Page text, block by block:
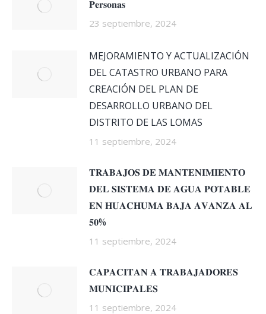
𝐏𝐞𝐫𝐬𝐨𝐧𝐚𝐬
23 septiembre, 2024
MEJORAMIENTO Y ACTUALIZACIÓN
DEL CATASTRO URBANO PARA
CREACIÓN DEL PLAN DE
DESARROLLO URBANO DEL
DISTRITO DE LAS LOMAS
11 septiembre, 2024
𝐓𝐑𝐀𝐁𝐀𝐉𝐎𝐒 𝐃𝐄 𝐌𝐀𝐍𝐓𝐄𝐍𝐈𝐌𝐈𝐄𝐍𝐓𝐎
𝐃𝐄𝐋 𝐒𝐈𝐒𝐓𝐄𝐌𝐀 𝐃𝐄 𝐀𝐆𝐔𝐀 𝐏𝐎𝐓𝐀𝐁𝐋𝐄
𝐄𝐍 𝐇𝐔𝐀𝐂𝐇𝐔𝐌𝐀 𝐁𝐀𝐉𝐀 𝐀𝐕𝐀𝐍𝐙𝐀 𝐀𝐋
𝟓𝟎%
11 septiembre, 2024
𝐂𝐀𝐏𝐀𝐂𝐈𝐓𝐀𝐍 𝐀 𝐓𝐑𝐀𝐁𝐀𝐉𝐀𝐃𝐎𝐑𝐄𝐒
𝐌𝐔𝐍𝐈𝐂𝐈𝐏𝐀𝐋𝐄𝐒
11 septiembre, 2024